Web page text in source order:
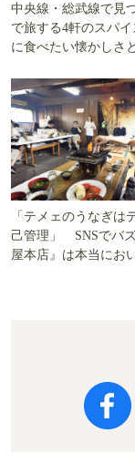
中央線・総武線で見
で旅する4軒のスパ
に食べたい懐かしさ
「テメェのうなぎは
己管理」 SNSでバ
屋本店』は本当にお